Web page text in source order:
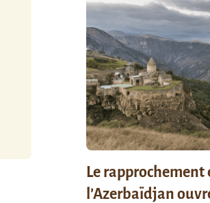
Le rapprochement
l’Azerbaïdjan